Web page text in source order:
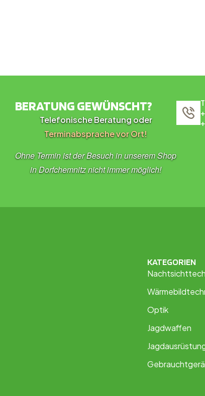
BERATUNG GEWÜNSCHT?
Telefonische Beratung oder
Terminabsprache vor Ort!
Ohne Termin ist der Besuch in unserem Shop
in Dorfchemnitz nicht immer möglich!
KATEGORIEN
Optik
Jagdwaffen